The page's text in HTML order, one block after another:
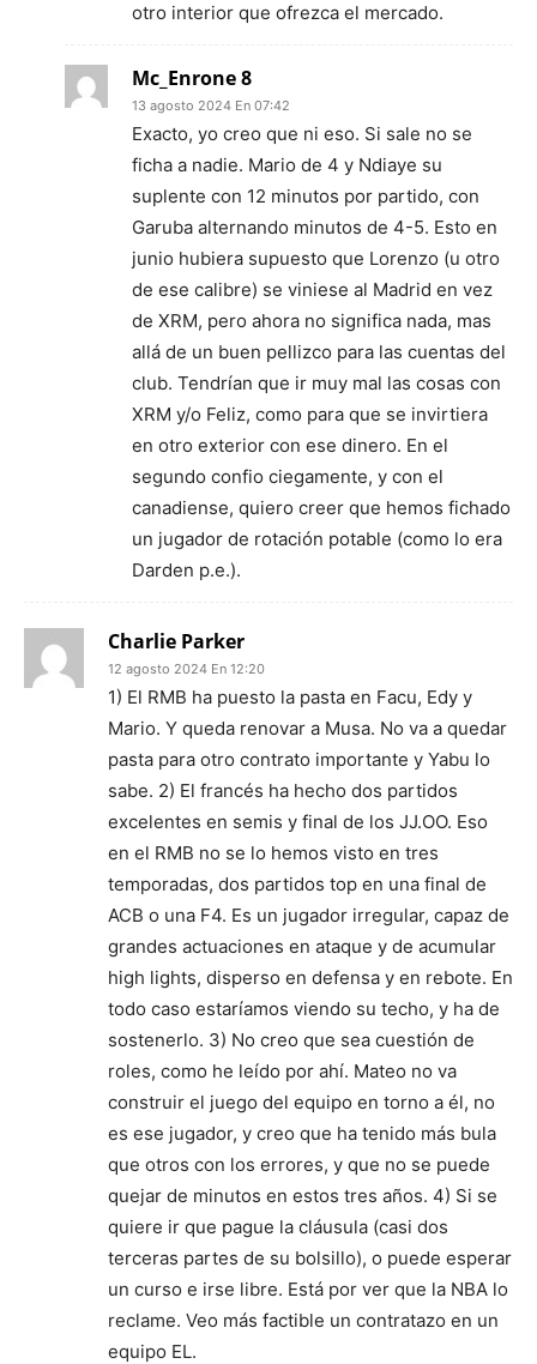
otro interior que ofrezca el mercado.
Mc_Enrone 8
13 agosto 2024 En 07:42
Exacto, yo creo que ni eso. Si sale no se
ficha a nadie. Mario de 4 y Ndiaye su
suplente con 12 minutos por partido, con
Garuba alternando minutos de 4-5. Esto en
junio hubiera supuesto que Lorenzo (u otro
de ese calibre) se viniese al Madrid en vez
de XRM, pero ahora no significa nada, mas
allá de un buen pellizco para las cuentas del
club. Tendrían que ir muy mal las cosas con
XRM y/o Feliz, como para que se invirtiera
en otro exterior con ese dinero. En el
segundo confio ciegamente, y con el
canadiense, quiero creer que hemos fichado
un jugador de rotación potable (como lo era
Darden p.e.).
Charlie Parker
12 agosto 2024 En 12:20
1) El RMB ha puesto la pasta en Facu, Edy y
Mario. Y queda renovar a Musa. No va a quedar
pasta para otro contrato importante y Yabu lo
sabe. 2) El francés ha hecho dos partidos
excelentes en semis y final de los JJ.OO. Eso
en el RMB no se lo hemos visto en tres
temporadas, dos partidos top en una final de
ACB o una F4. Es un jugador irregular, capaz de
grandes actuaciones en ataque y de acumular
high lights, disperso en defensa y en rebote. En
todo caso estaríamos viendo su techo, y ha de
sostenerlo. 3) No creo que sea cuestión de
roles, como he leído por ahí. Mateo no va
construir el juego del equipo en torno a él, no
es ese jugador, y creo que ha tenido más bula
que otros con los errores, y que no se puede
quejar de minutos en estos tres años. 4) Si se
quiere ir que pague la cláusula (casi dos
terceras partes de su bolsillo), o puede esperar
un curso e irse libre. Está por ver que la NBA lo
reclame. Veo más factible un contratazo en un
equipo EL.